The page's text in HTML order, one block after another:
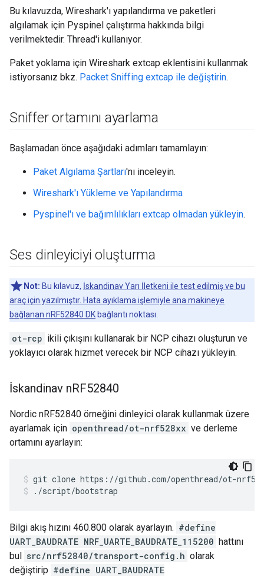
Bu kılavuzda, Wireshark'ı yapılandırma ve paketleri
algılamak için Pyspinel çalıştırma hakkında bilgi
verilmektedir. Thread'i kullanıyor.
Paket yoklama için Wireshark extcap eklentisini kullanmak
istiyorsanız bkz. Packet Sniffing extcap ile değiştirin.
Sniffer ortamını ayarlama
Başlamadan önce aşağıdaki adımları tamamlayın:
Paket Algılama Şartları'nı inceleyin.
Wireshark'ı Yükleme ve Yapılandırma
Pyspinel'ı ve bağımlılıkları extcap olmadan yükleyin.
Ses dinleyiciyi oluşturma
Not: Bu kılavuz, İskandinav Yarı İletkeni ile test edilmiş ve bu
araç için yazılmıştır. Hata ayıklama işlemiyle ana makineye
bağlanan nRF52840 DK bağlantı noktası.
ot-rcp ikili çıkışını kullanarak bir NCP cihazı oluşturun ve
yoklayıcı olarak hizmet verecek bir NCP cihazı yükleyin.
İskandinav nRF52840
Nordic nRF52840 örneğini dinleyici olarak kullanmak üzere
ayarlamak için openthread/ot-nrf528xx ve derleme
ortamını ayarlayın:
git clone https://github.com/openthread/ot-
./script/bootstrap
Bilgi akış hızını 460.800 olarak ayarlayın. #define
UART_BAUDRATE NRF_UARTE_BAUDRATE_115200 hattını
bul src/nrf52840/transport-config.h olarak
değiştirip #define UART_BAUDRATE